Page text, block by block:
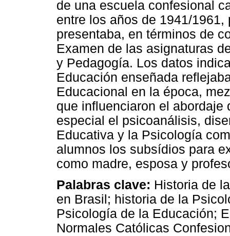
de una escuela confesional
entre los años de 1941/
presentaba, en términos de
Examen de las asignaturas
y Pedagogía. Los datos
Educación enseñada
Educacional en la época,
que influenciaron el
especial el psicoanálisis,
Educativa y la Psicología
alumnos los subsídios para
como madre, esposa y
Palabras clave: Historia de
en Brasil; historia de la
Psicología de la Educación;
Normales Católicas